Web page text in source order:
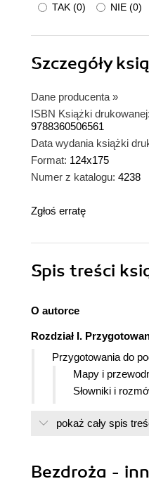
TAK (0) NIE (0)
Szczegóły
Dane producenta »
ISBN Książki drukowanej:
9788360506561
Data wydania książki
Format: 124x175
Numer z katalogu: 4238
Zgłoś erratę
Spis treści
O autorce
Rozdział I.
Przygotowania do
Mapy i
Słowniki i
Przepisy celne
Ubezpieczenie
pokaż cały spis
Bezdroża -